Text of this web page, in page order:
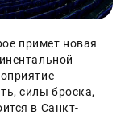
примет новая
силы броска,
в Санкт-